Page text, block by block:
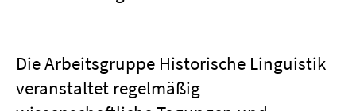
Die Arbeitsgruppe Historische Linguistik
veranstaltet regelmäßig